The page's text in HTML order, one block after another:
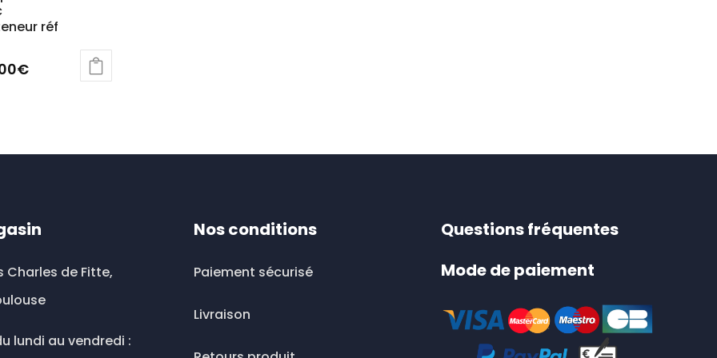
réf
€
Charles de Fitte,
lundi au vendredi :
Nos conditions
Paiement sécurisé
Livraison
Questions fréquentes
Mode de paiement